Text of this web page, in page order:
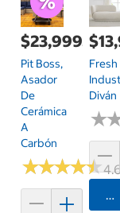
$23,999.00
Pit Boss,
Asador
De
Cerámica
A
Carbón
★★★★★
★★★★★
Fresh
Diván
★
★